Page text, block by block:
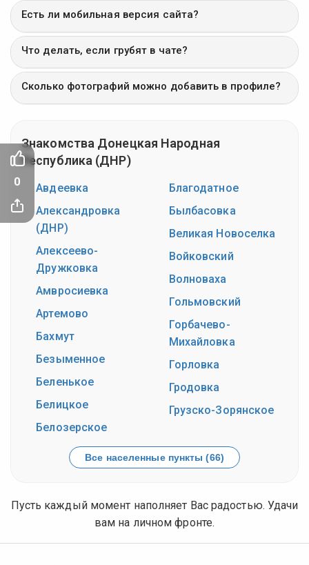
Есть ли мобильная версия сайта?
Что делать, если грубят в чате?
Сколько фотографий можно добавить в профиле?
Знакомства Донецкая Народная
Республика (ДНР)
Авдеевка
Александровка
(ДНР)
Алексеево-
Дружковка
Амвросиевка
Артемово
Бахмут
Безыменное
Беленькое
Белицкое
Белозерское
Благодатное
Былбасовка
Великая Новоселка
Войковский
Волноваха
Гольмовский
Горбачево-
Михайловка
Горловка
Гродовка
Грузско-Зорянское
Все населенные пункты (66)
Пусть каждый момент наполняет Вас радостью. Удачи
вам на личном фронте.
0